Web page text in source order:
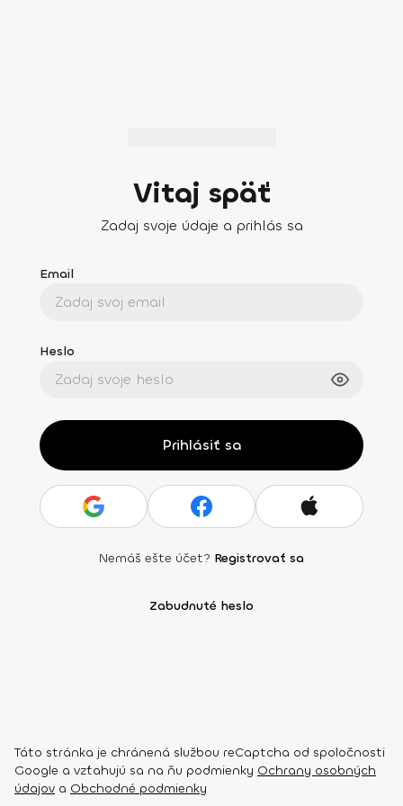
Vitaj späť
Zadaj svoje údaje a prihlás sa
Email
Heslo
Prihlásiť sa
Nemáš ešte účet? Registrovať sa
Zabudnuté heslo
Táto stránka je chránená službou reCaptcha od spoločnosti
Google a vzťahujú sa na ňu podmienky Ochrany osobných
údajov a Obchodné podmienky